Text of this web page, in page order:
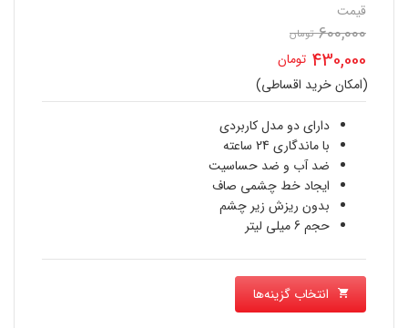
قیمت
600,000 تومان
اصلی
600,000 تومان
بود.
430,000 تومان
قیمت
فعلی
430,000 تومان
است.
(امکان خرید اقساطی)
دارای دو مدل کاربردی
با ماندگاری 24 ساعته
ضد آب و ضد حساسیت
ایجاد خط چشمی صاف
بدون ریزش زیر چشم
حجم 6 میلی لیتر
انتخاب گزینه‌ها